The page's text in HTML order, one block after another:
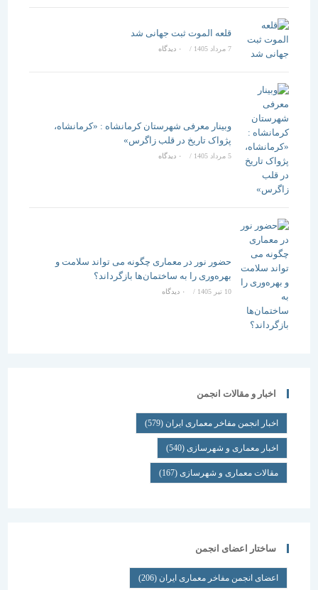
قلعه الموت ثبت جهانی شد
/ ۰ دیدگاه
وبینار معرفی شهرستان کرمانشاه : «کرمانشاه،
پژواک تاریخ در قلب زاگرس»
5 مرداد 1405 / ۰ دیدگاه
حضور نور در معماری چگونه می تواند سلامت و
بهره‌وری را به ساختمان‌ها بازگرداند؟
/ ۰ دیدگاه
اخبار و مقالات انجمن
اخبار انجمن مفاخر معماری ایران (579)
اخبار معماری و شهرسازی(540)
مقالات معماری و شهرسازی(167)
ساختار اعضای انجمن
اعضای انجمن مفاخر معماری ایران (206)